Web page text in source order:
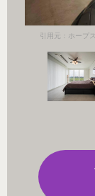
引用元：ホープ